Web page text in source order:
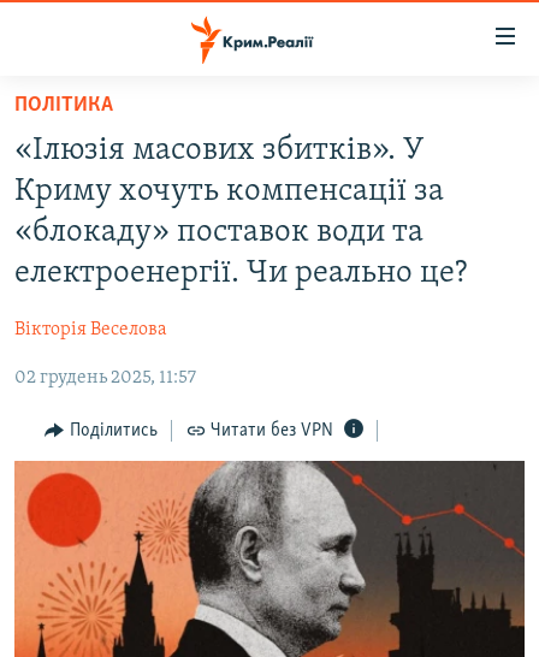
Перейти
основного
матеріалу
Перейти
до
основної
Перейти
до
ВІДЕО ТА ФОТО
ПОГЛЯД
ІНТЕРВ'Ю
ВСЕ ЗА ДЕНЬ
СПЕЦПРОЕКТИ
ДЕПОРТАЦІЯ
ВІДЕОУРОКИ «ELIFBE»
СВІДЧЕННЯ ОКУПАЦІЇ
УКРАЇНСЬКА ПРОБЛЕМА КРИМУ
ЯК ОБІЙТИ БЛОКУВАННЯ
Русский
Qırımtatar
ПОЛІТИКА
«Ілюзія масових збитків». У
Криму хочуть компенсації за
«блокаду» поставок води та
електроенергії. Чи реально це?
Вікторія Веселова
02 грудень 2025, 11:57
Поділитись Читати без VPN